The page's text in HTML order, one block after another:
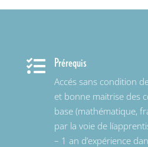
 Prérequis
Accés sans condition
et bonne maitrise des
base (mathématique,
par la voie de
– 1 an d’expérience